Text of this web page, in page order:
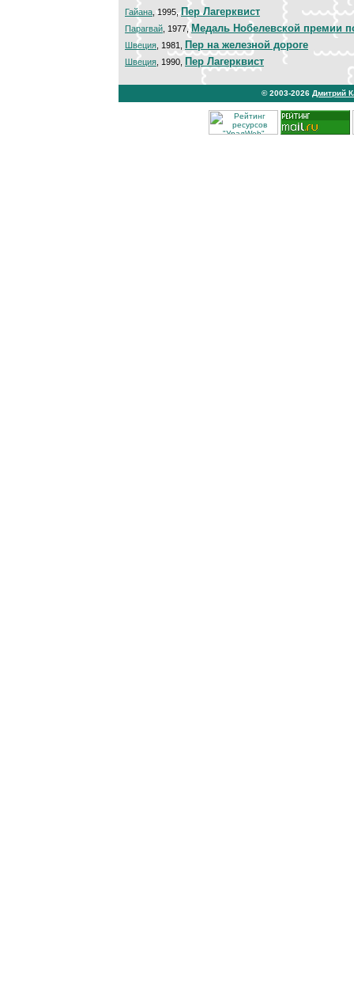
Гайана , 1995,Пер Лагерквист
Парагвай , 1977,Медаль Нобелевской премии
Швеция , 1981, Пер на железной дороге
Швеция , 1990, Пер Лагерквист
© 2003-2026 Дмитрий